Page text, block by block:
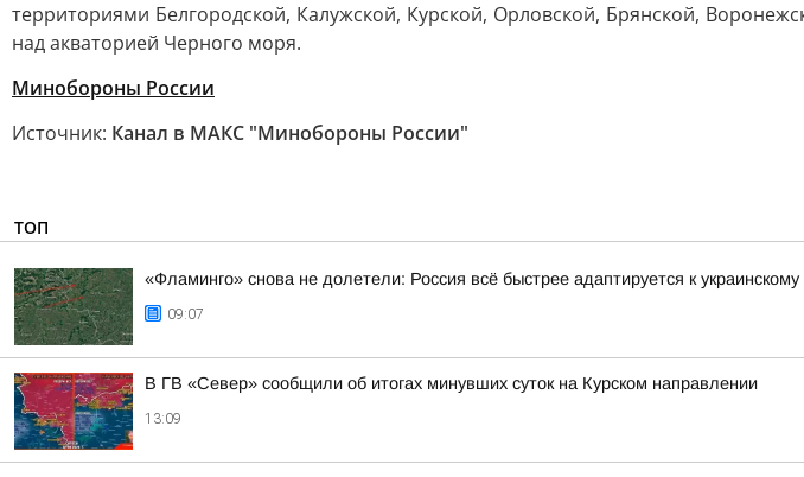
территориями Белгородской, Калужской, Курской, Орловской, Брянской,
над акваторией Черного моря.
Минобороны России
Источник: Канал в МАКС "Минобороны России"
ТОП
«Фламинго» снова не долетели: Россия всё быстрее адаптируется к
09:07
В ГВ «Север» сообщили об итогах минувших суток на Курском направлении
13:09